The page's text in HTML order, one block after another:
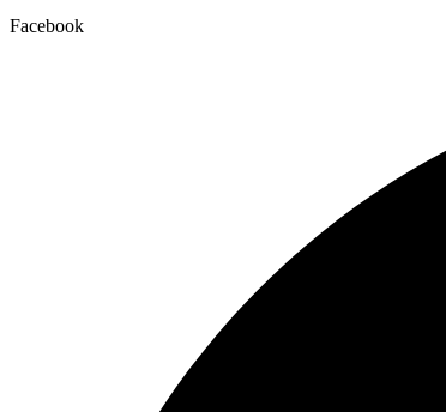
Facebook